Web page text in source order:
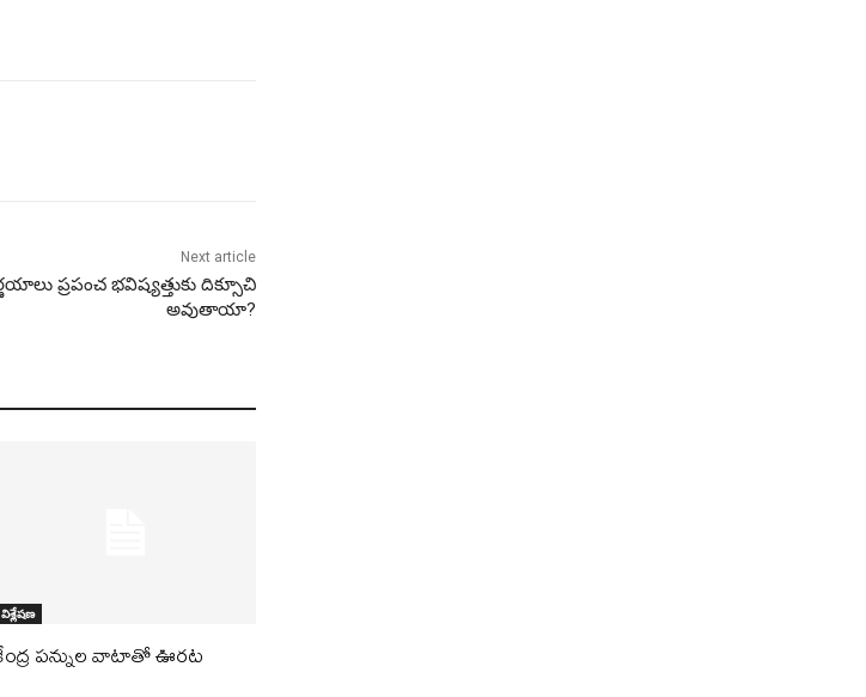
Next article
ప్రపంచ భవిష్యత్తుకు దిక్సూచి
అవుతాయా?
విశ్లేషణ
పన్నుల వాటాతో ఊరట